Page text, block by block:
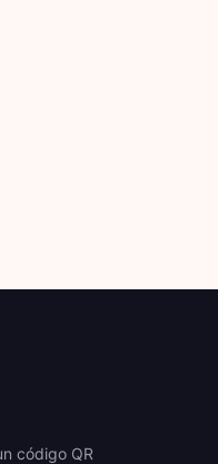
código QR